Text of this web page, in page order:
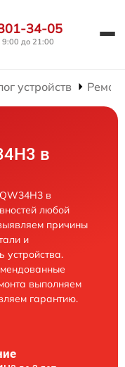
34-05
9:00 до 21:00
устройств
в
в
любой
причины
и
устройства.
выполняем
гарантию.